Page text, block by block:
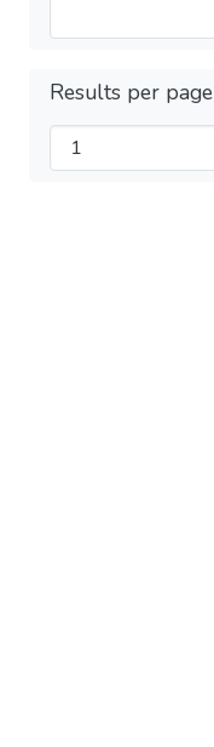
Results per page